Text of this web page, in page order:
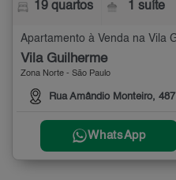
19 quartos 1 suíte
Vila Guilherme
Zona Norte - São Paulo
Rua Amândio Monteiro, 487
WhatsApp